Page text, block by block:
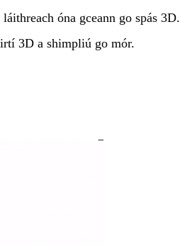
óna gceann go spás 3D.
3D a shimpliú go mór.